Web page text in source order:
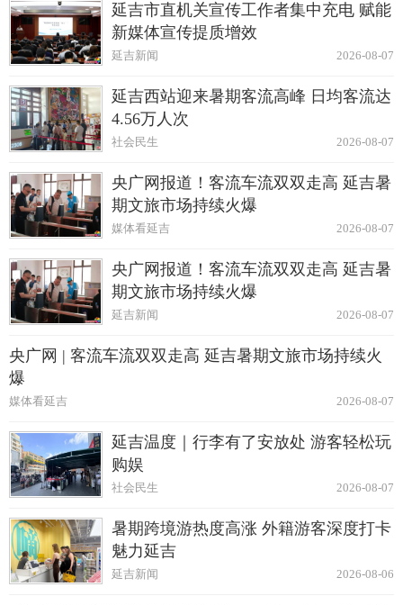
延吉市直机关宣传工作者集中充电 赋能
新媒体宣传提质增效
2026-08-07
延吉新闻
延吉西站迎来暑期客流高峰 日均客流达
4.56万人次
2026-08-07
社会民生
央广网报道！客流车流双双走高 延吉暑
期文旅市场持续火爆
2026-08-07
媒体看延吉
央广网报道！客流车流双双走高 延吉暑
期文旅市场持续火爆
2026-08-07
延吉新闻
央广网 | 客流车流双双走高 延吉暑期文旅市场持续火
爆
2026-08-07
媒体看延吉
延吉温度｜行李有了安放处 游客轻松玩
购娱
2026-08-07
社会民生
暑期跨境游热度高涨 外籍游客深度打卡
魅力延吉
2026-08-06
延吉新闻